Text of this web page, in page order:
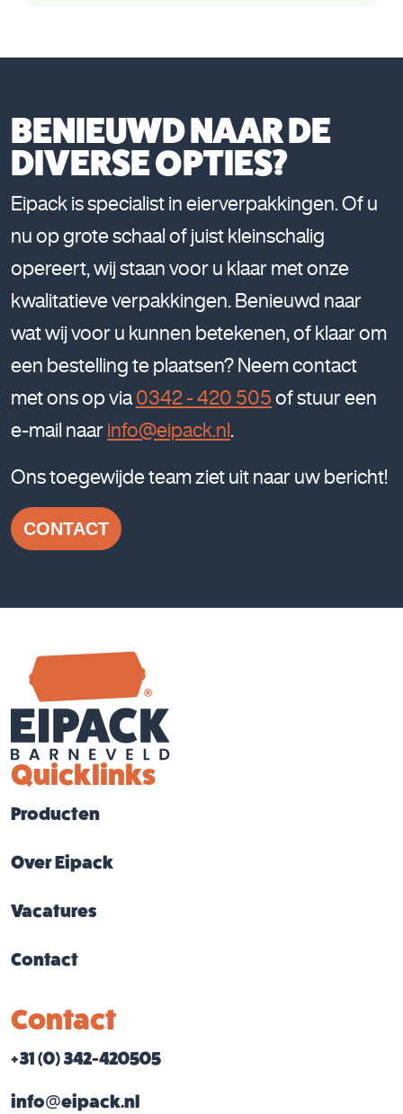
BENIEUWD NAAR DE
DIVERSE OPTIES?
Eipack is specialist in eierverpakkingen. Of u
nu op grote schaal of juist kleinschalig
opereert, wij staan voor u klaar met onze
kwalitatieve verpakkingen. Benieuwd naar
wat wij voor u kunnen betekenen, of klaar om
een bestelling te plaatsen? Neem contact
met ons op via 0342 - 420 505 of stuur een
e-mail naar info@eipack.nl
Ons toegewijde team ziet uit naar uw bericht!
CONTACT
Quicklinks
Producten
Over Eipack
Vacatures
Contact
Contact
+31 (0) 342-420505
info@eipack.nl